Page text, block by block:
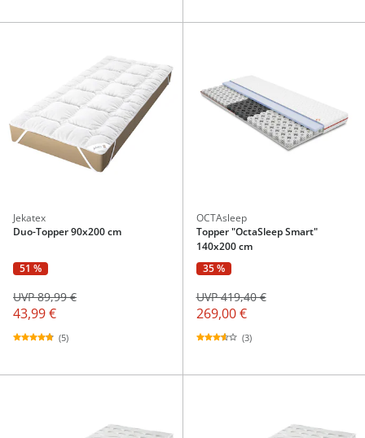
Jekatex
Duo-Topper 90x200 cm
51 %
43,99 €
UVP 89,99 €
(5)
OCTAsleep
Topper "OctaSleep Smart"
140x200 cm
35 %
269,00 €
UVP 419,40 €
(3)